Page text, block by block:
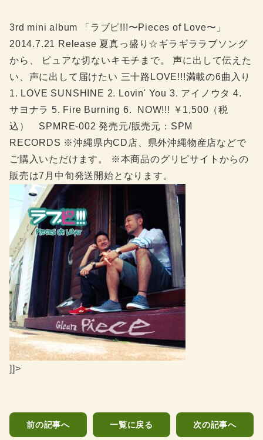
3rd mini album 「ラブピ!!!〜Pieces of Love〜」
2014.7.21 Release 夏真っ盛り☆ギラギララブソング
から、 ピュアな切ないキモチまで。 声に出して伝えた
い、声に出して届けたい 三十路LOVE!!!満載の6曲入り
1. LOVE SUNSHINE 2. Lovin' You 3. アイノウタ 4.
サヨナラ 5. Fire Burning 6. NOW!!! ￥1,500（税
込） SPMRE-002 発売元/販売元：SPM
RECORDS ※沖縄県内CD店、県外沖縄物産店などで
ご購入いただけます。 ※本商品のグリピサイトからの
販売は7月中旬発送開始となります。
]]>
前の記事へ 一覧に戻る 次の記事へ